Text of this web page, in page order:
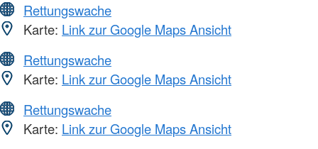
Rettungswache
Karte: Link zur Google Maps Ansicht
Rettungswache
Karte: Link zur Google Maps Ansicht
Rettungswache
Karte: Link zur Google Maps Ansicht